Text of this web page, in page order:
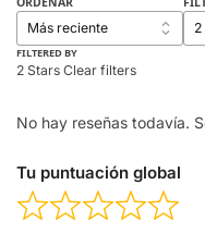
FILTERED BY
2 Stars Clear filters
No hay reseñas todavía.
Tu puntuación global